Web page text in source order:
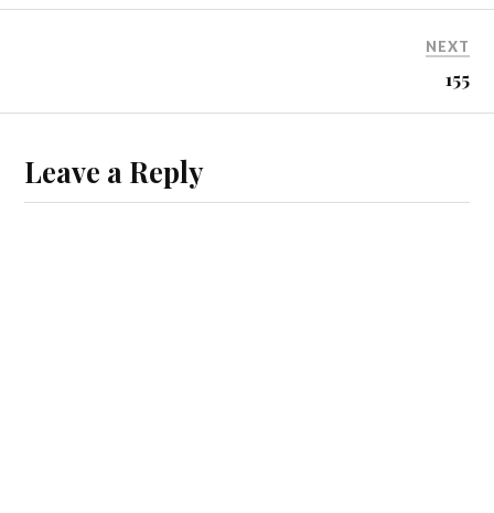
NEXT
155
Leave a Reply